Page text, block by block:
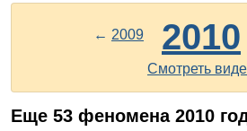
← 2009 2010
Смотреть
Еще 53 феномена 2010